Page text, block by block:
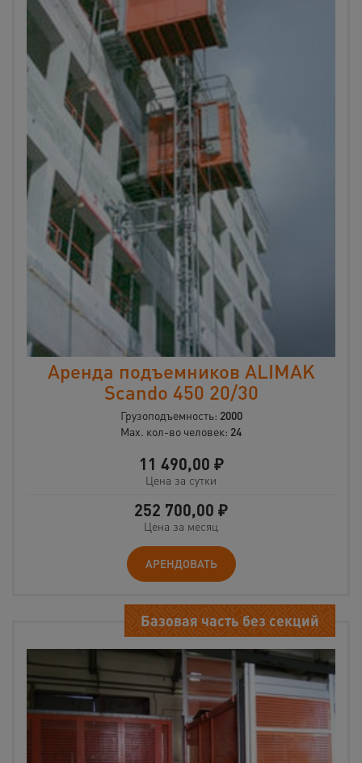
Аренда подъемников ALIMAK
Scando 450 20/30
Грузоподъемность: 2000
Max. кол-во человек: 24
11 490,00 ₽
Цена за сутки
252 700,00 ₽
Цена за месяц
АРЕНДОВАТЬ
Базовая часть без секций